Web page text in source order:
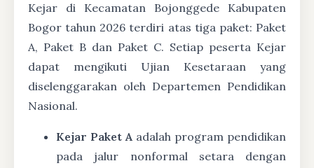
Kejar di Kecamatan Bojonggede Kabupaten
Bogor tahun 2026 terdiri atas tiga paket: Paket
A, Paket B dan Paket C. Setiap peserta Kejar
dapat mengikuti Ujian Kesetaraan yang
diselenggarakan oleh Departemen Pendidikan
Nasional.
Kejar Paket A adalah program pendidikan
pada jalur nonformal setara dengan